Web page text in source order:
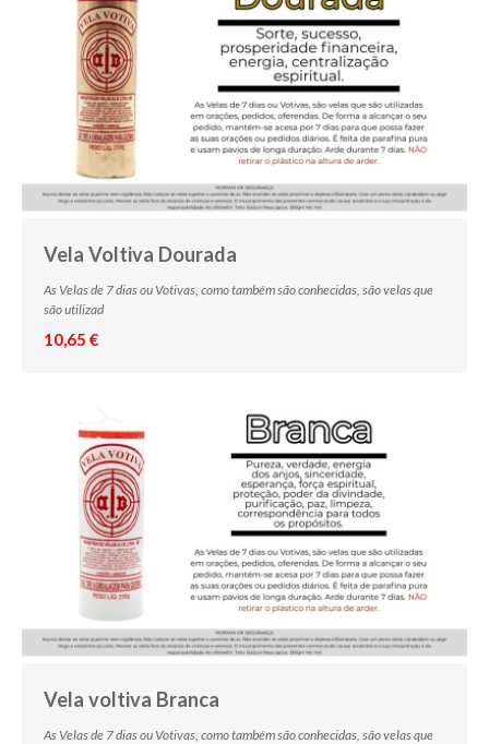
Vela Voltiva Dourada
As Velas de 7 dias ou Votivas, como também são conhecidas, são velas que
são utilizad
10,65 €
Vela voltiva Branca
As Velas de 7 dias ou Votivas, como também são conhecidas, são velas que